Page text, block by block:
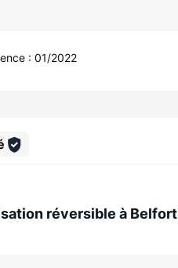
:01/2022
réversible à Belfort